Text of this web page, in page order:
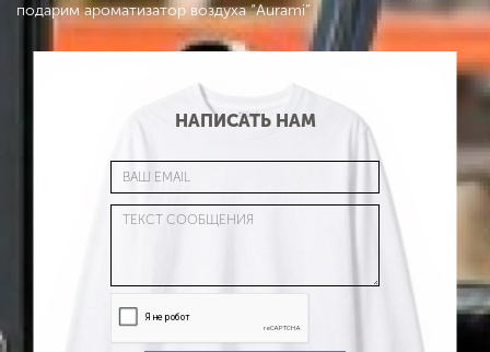
подарим ароматизатор воздуха “Aurami”
НАПИСАТЬ НАМ